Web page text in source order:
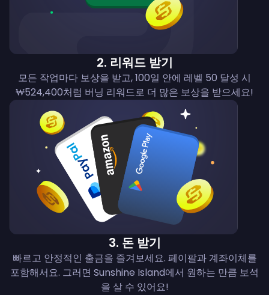
2. 리워드 받기
모든 작업마다 보상을 받고, 100일 안에 레벨 50 달성 시
₩524,400처럼 버닝 리워드로 더 많은 보상을 받으세요!
3. 돈 받기
빠르고 안정적인 출금을 즐겨보세요. 페이팔과 계좌이체를
포함해서요. 그러면 Sunshine Island에서 원하는 만큼 보석
을 살 수 있어요!